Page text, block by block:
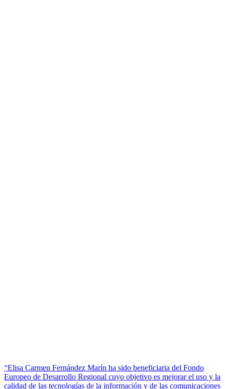
“Elisa Carmen Fernández Marín ha sido beneficiaria del Fondo
Europeo de Desarrollo Regional cuyo objetivo es mejorar el uso y la
calidad de las tecnologías de la información y de las comunicaciones